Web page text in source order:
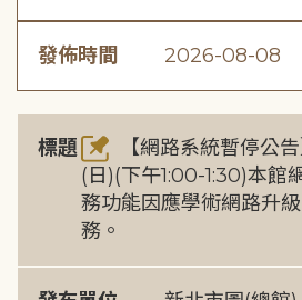
發佈時間 2026-08-08
標題
【網路系統暫停公
(日)(下午1:00-1:30)本館
務功能因應學術網路升
務。